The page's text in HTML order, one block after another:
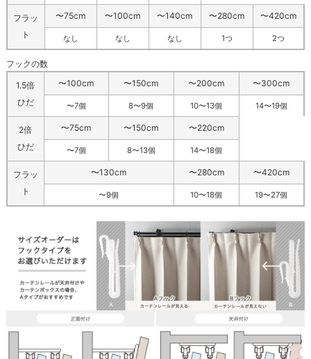
フラッ
ト
〜75cm 〜100cm 〜140cm 〜280cm 〜420cm
なし なし なし 1つ 2つ
フックの数
1.5倍
ひだ
〜100cm 〜150cm 〜200cm 〜300cm
〜7個 8〜9個 10〜13個 14〜19個
2倍
ひだ
〜75cm 〜150cm 〜220cm
〜7個 8〜13個 14〜18個
フラッ
ト
〜130cm 〜280cm 〜420cm
〜9個 10〜18個 19〜27個